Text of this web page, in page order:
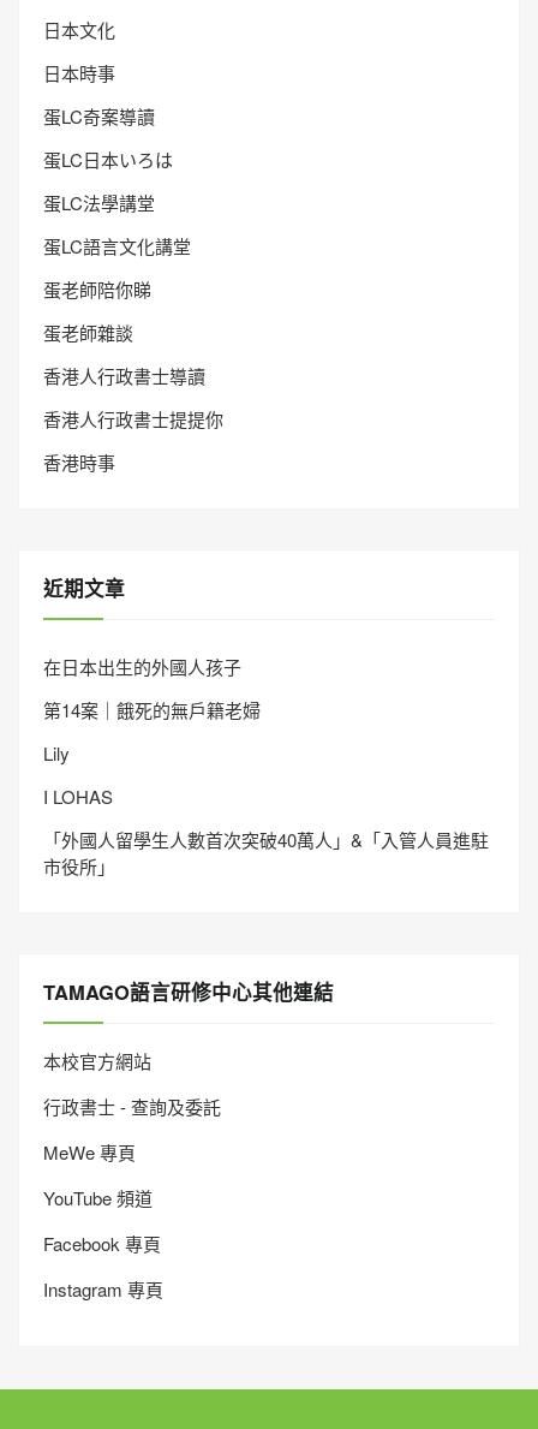
日本文化
日本時事
蛋LC奇案導讀
蛋LC日本いろは
蛋LC法學講堂
蛋LC語言文化講堂
蛋老師陪你睇
蛋老師雜談
香港人行政書士導讀
香港人行政書士提提你
香港時事
近期文章
在日本出生的外國人孩子
第14案｜餓死的無戶籍老婦
Lily
I LOHAS
「外國人留學生人數首次突破40萬人」&「入管人員進駐
市役所」
TAMAGO語言研修中心其他連結
本校官方網站
行政書士 - 查詢及委託
MeWe 專頁
YouTube 頻道
Facebook 專頁
Instagram 專頁